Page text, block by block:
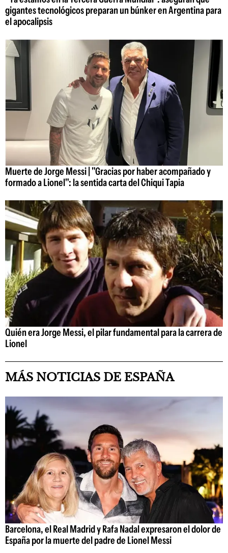
gigantes tecnológicos preparan un búnker en Argentina para
el apocalipsis
Muerte de Jorge Messi | "Gracias por haber acompañado y
formado a Lionel": la sentida carta del Chiqui Tapia
Quién era Jorge Messi, el pilar fundamental para la carrera de
Lionel
MÁS NOTICIAS DE ESPAÑA
Barcelona, el Real Madrid y Rafa Nadal expresaron el dolor de
España por la muerte del padre de Lionel Messi